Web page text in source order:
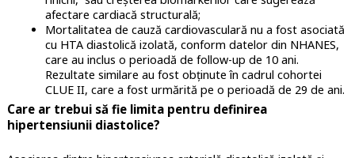
afectare cardiacă structurală;
Mortalitatea de cauză cardiovasculară nu a fost asociată
cu HTA diastolică izolată, conform datelor din NHANES,
care au inclus o perioadă de follow-up de 10 ani.
Rezultate similare au fost obținute în cadrul cohortei
CLUE II, care a fost urmărită pe o perioadă de 29 de ani.
Care ar trebui să fie limita pentru definirea
hipertensiunii diastolice?